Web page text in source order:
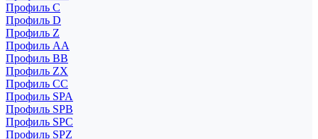
Профиль C
Профиль D
Профиль Z
Профиль АА
Профиль BB
Профиль ZX
Профиль CC
Профиль SPA
Профиль SPB
Профиль SPC
Профиль SPZ